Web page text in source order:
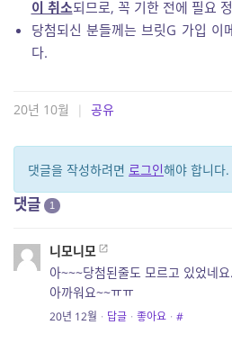
이 취소되므로, 꼭 기한 전에 필요
당첨되신 분들께는 브릿G 가입 이
다.
20년 10월 | 공유
댓글을 작성하려면 로그인해야 합니다.
댓글 1
니모니모
아~~~당첨된줄도 모르고 있었네요.
아까워요~~ㅠㅠ
20년 12월 · 답글 · 좋아요 · #